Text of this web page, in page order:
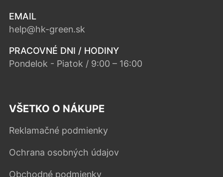
EMAIL
help@hk-green.sk
PRACOVNÉ DNI / HODINY
Pondelok - Piatok / 9:00 – 16:00
VŠETKO O NÁKUPE
Reklamačné podmienky
Ochrana osobných údajov
Obchodné podmienky